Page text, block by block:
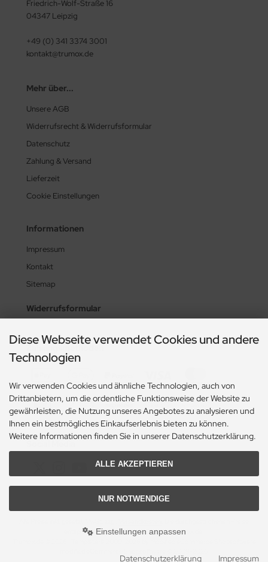
Friedrich-Wolf-Straße 16
04347 Leipzig
+49 (0) 341 3374 3001
kontakt@trumox.de
Mehr über...
Unsere AGB
Widerrufsrecht & Widerrufsformular
Datenschutz
Zahlung & Versand
Lieferzeit
Cookie Einstellungen
Informationen
Impressum
Kontakt
Sitemap
Widerrufsformular
Zahlungsmethoden
entsprechen dem bisherigen Preis bei Trumox.de.
Diese Webseite verwendet Cookies und andere
Technologien
Wir verwenden Cookies und ähnliche Technologien, auch von
Drittanbietern, um die ordentliche Funktionsweise der Website zu
gewährleisten, die Nutzung unseres Angebotes zu analysieren und
Ihnen ein bestmögliches Einkaufserlebnis bieten zu können.
Weitere Informationen finden Sie in unserer Datenschutzerklärung.
ALLE AKZEPTIEREN
NUR NOTWENDIGE
Einstellungen anpassen
Datenschutzerklärung Impressum